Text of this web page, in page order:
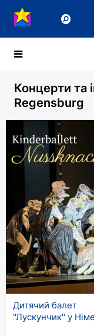
Концерти та
Regensburg
Дитячий балет
"Лускунчик" у